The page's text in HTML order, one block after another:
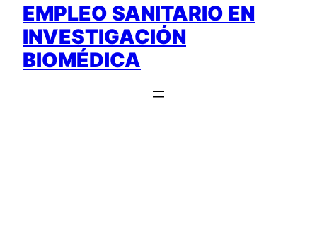
EMPLEO SANITARIO EN
INVESTIGACIÓN
BIOMÉDICA